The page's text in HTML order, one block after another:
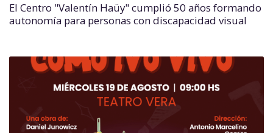
El Centro "Valentín Haüy" cumplió 50 años formando
autonomía para personas con discapacidad visual